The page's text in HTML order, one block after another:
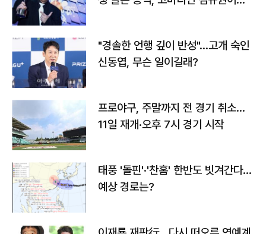
"경솔한 언행 깊이 반성"…고개 숙인
신동엽, 무슨 일이길래?
프로야구, 주말까지 전 경기 취소…
11일 재개·오후 7시 경기 시작
태풍 '돌핀'·'찬홈' 한반도 빗겨간다…
예상 경로는?